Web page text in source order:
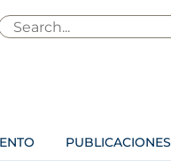
por:
PUBLICACIONES